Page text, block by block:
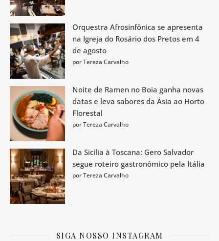
Orquestra Afrosinfônica se apresenta
na Igreja do Rosário dos Pretos em 4
de agosto
por Tereza Carvalho
Noite de Ramen no Boia ganha novas
datas e leva sabores da Ásia ao Horto
Florestal
por Tereza Carvalho
Da Sicília à Toscana: Gero Salvador
segue roteiro gastronômico pela Itália
por Tereza Carvalho
SIGA NOSSO INSTAGRAM